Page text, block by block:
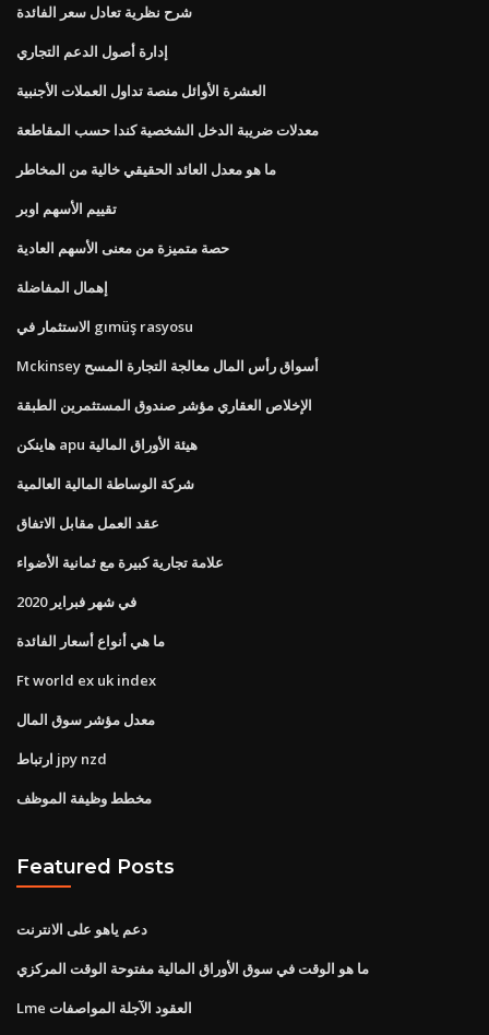
شرح نظرية تعادل سعر الفائدة
إدارة أصول الدعم التجاري
العشرة الأوائل منصة تداول العملات الأجنبية
معدلات ضريبة الدخل الشخصية كندا حسب المقاطعة
ما هو معدل العائد الحقيقي خالية من المخاطر
تقييم الأسهم اوبر
حصة متميزة من معنى الأسهم العادية
إهمال المفاضلة
الاستثمار في gımüş rasyosu
Mckinsey أسواق رأس المال معالجة التجارة المسح
الإخلاص العقاري مؤشر صندوق المستثمرين الطبقة
هاينكن apu هيئة الأوراق المالية
شركة الوساطة المالية العالمية
عقد العمل مقابل الاتفاق
علامة تجارية كبيرة مع ثمانية الأضواء
في شهر فبراير 2020
ما هي أنواع أسعار الفائدة
Ft world ex uk index
معدل مؤشر سوق المال
ارتباط jpy nzd
مخطط وظيفة الموظف
Featured Posts
دعم ياهو على الانترنت
ما هو الوقت في سوق الأوراق المالية مفتوحة الوقت المركزي
Lme العقود الآجلة المواصفات